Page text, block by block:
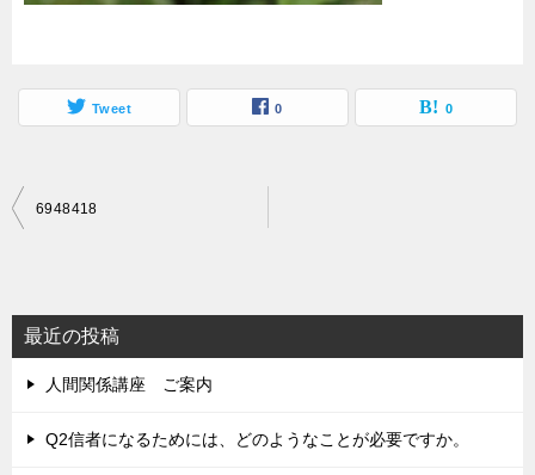
Tweet 0 0
投
ビ
ゲ
ー
シ
6948418
最近の投稿
人間関係講座 ご案内
Q2信者になるためには、どのようなことが必要ですか。